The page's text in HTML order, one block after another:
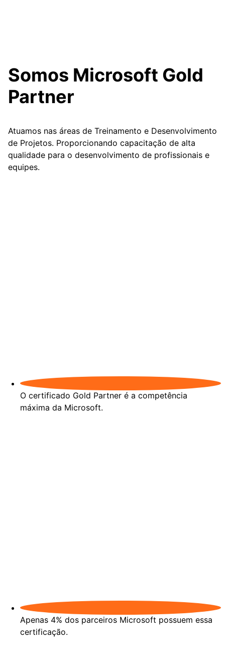
Somos Microsoft Gold
Partner
Atuamos nas áreas de Treinamento e Desenvolvimento
de Projetos. Proporcionando capacitação de alta
qualidade para o desenvolvimento de profissionais e
equipes.
O certificado Gold Partner é a competência
máxima da Microsoft.
Apenas 4% dos parceiros Microsoft possuem essa
certificação.